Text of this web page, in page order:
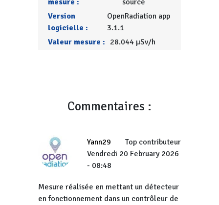
mesure :
source
Version
logicielle :
OpenRadiation app
3.1.1
Valeur mesure : 28.044 µSv/h
Commentaires :
Yann29
Top contributeur
Vendredi 20 February 2026
- 08:48
Mesure réalisée en mettant un détecteur
en fonctionnement dans un contrôleur de